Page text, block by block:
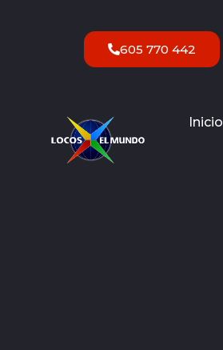
605 770 442
Inicio